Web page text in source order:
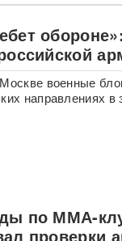
военные
направлениях
по ММА-
проверки